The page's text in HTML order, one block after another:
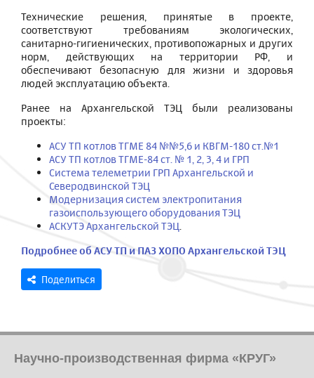
Технические решения, принятые в проекте,
соответствуют требованиям экологических,
санитарно-гигиенических, противопожарных и других
норм, действующих на территории РФ, и
обеспечивают безопасную для жизни и здоровья
людей эксплуатацию объекта.
Ранее на Архангельской ТЭЦ были реализованы
проекты:
АСУ ТП котлов ТГМЕ 84 №№5,6 и КВГМ-180 ст.№1
АСУ ТП котлов ТГМE-84 ст. № 1, 2, 3, 4 и ГРП
Система телеметрии ГРП Архангельской и
Северодвинской ТЭЦ
Модернизация систем электропитания
газоиспользующего оборудования ТЭЦ
АСКУТЭ Архангельской ТЭЦ.
Подробнее об АСУ ТП и ПАЗ ХОПО Архангельской ТЭЦ
Поделиться
Научно-производственная фирма «КРУГ»